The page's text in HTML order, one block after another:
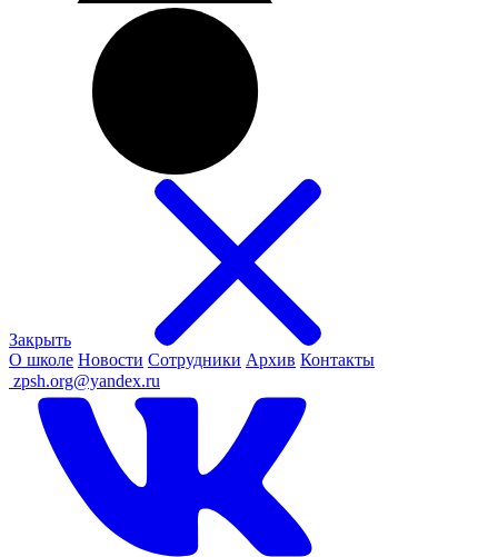
Закрыть
О школе Новости Сотрудники Архив Контакты
zpsh.org@yandex.ru